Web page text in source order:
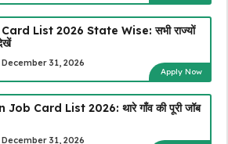
List 2026 State Wise: सभी राज्यों
December 31, 2026
Apply Now
Card List 2026: थारे गाँव की पूरी जॉब
December 31, 2026